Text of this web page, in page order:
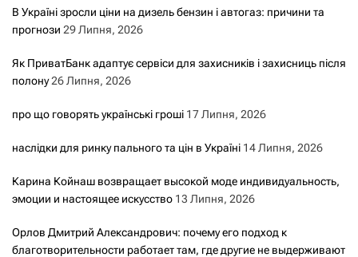
В Україні зросли ціни на дизель бензин і автогаз: причини та
прогнози 29 Липня, 2026
Як ПриватБанк адаптує сервіси для захисників і захисниць після
полону26 Липня, 2026
про що говорять українські гроші 17 Липня, 2026
наслідки для ринку пального та цін в Україні 14 Липня, 2026
Карина Койнаш возвращает высокой моде индивидуальность,
эмоции и настоящее искусство 13 Липня, 2026
Орлов Дмитрий Александрович: почему его подход к
благотворительности работает там, где другие не выдерживают